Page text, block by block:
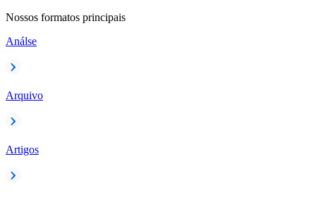
Nossos formatos principais
Análse
Arquivo
Artigos